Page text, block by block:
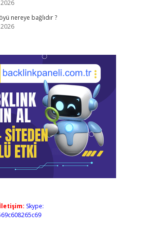
nereye bağlıdır ?
Skype: